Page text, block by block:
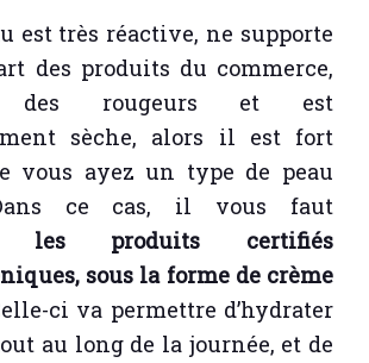
est très réactive, ne supporte
des produits du commerce,
des rougeurs et est
sèche, alors il est fort
vous ayez un type de peau
ce cas, il vous faut
les produits certifiés
sous la forme de crème
ci va permettre d’hydrater
au long de la journée, et de